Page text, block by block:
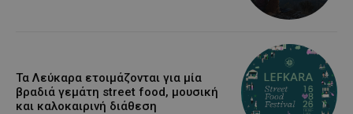
Τα Λεύκαρα ετοιμάζονται για μία
βραδιά γεμάτη street food, μουσική
και καλοκαιρινή διάθεση